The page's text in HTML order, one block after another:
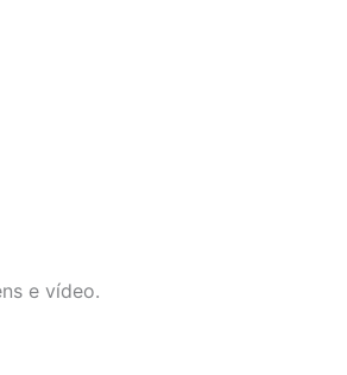
e vídeo.